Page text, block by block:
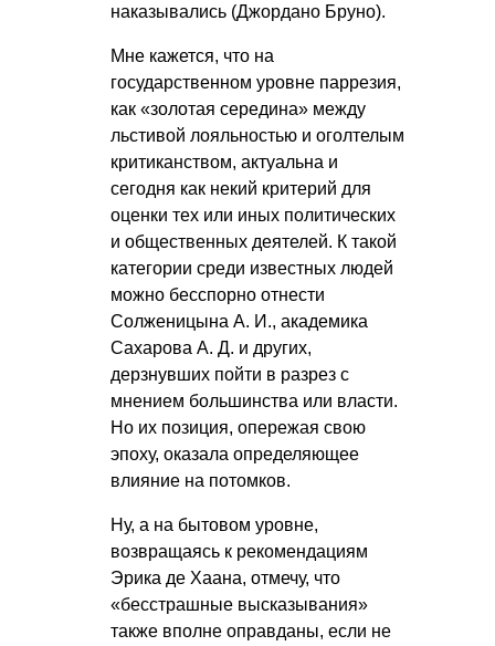
наказывались (Джордано Бруно).
Мне кажется, что на
государственном уровне паррезия,
как «золотая середина» между
льстивой лояльностью и оголтелым
критиканством, актуальна и
сегодня как некий критерий для
оценки тех или иных политических
и общественных деятелей. К такой
категории среди известных людей
можно бесспорно отнести
Солженицына А. И., академика
Сахарова А. Д. и других,
дерзнувших пойти в разрез с
мнением большинства или власти.
Но их позиция, опережая свою
эпоху, оказала определяющее
влияние на потомков.
Ну, а на бытовом уровне,
возвращаясь к рекомендациям
Эрика де Хаана, отмечу, что
«бесстрашные высказывания»
также вполне оправданы, если не